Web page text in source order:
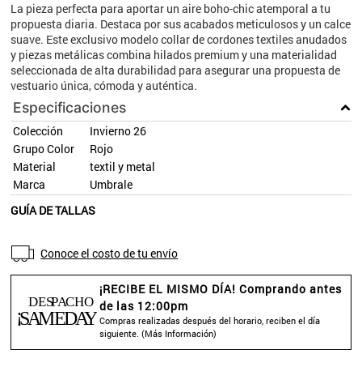
La pieza perfecta para aportar un aire boho-chic atemporal a tu
propuesta diaria. Destaca por sus acabados meticulosos y un calce
suave. Este exclusivo modelo collar de cordones textiles anudados
y piezas metálicas combina hilados premium y una materialidad
seleccionada de alta durabilidad para asegurar una propuesta de
vestuario única, cómoda y auténtica.
Especificaciones
Colección
Invierno 26
Grupo Color
Rojo
Material
textil y metal
Marca
Umbrale
GUÍA DE TALLAS
Conoce el costo de tu envío
¡RECIBE EL MISMO DÍA! Comprando antes
de las 12:00pm
Compras realizadas después del horario, reciben el día
siguiente. (Más Información)